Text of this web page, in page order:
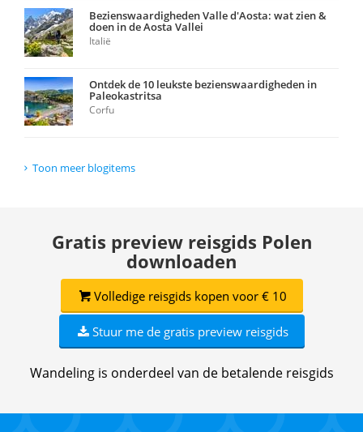
Bezienswaardigheden Valle d'Aosta: wat zien &
doen in de Aosta Vallei
Italië
Ontdek de 10 leukste bezienswaardigheden in
Paleokastritsa
Corfu
Toon meer blogitems
Gratis preview reisgids Polen
downloaden
Volledige reisgids kopen voor € 10
Stuur me de gratis preview reisgids
Wandeling is onderdeel van de betalende reisgids